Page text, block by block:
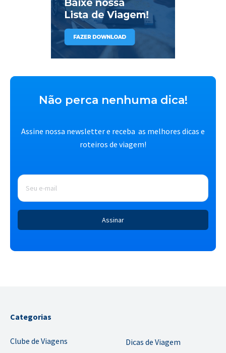
Não perca nenhuma dica!
Assine nossa newsletter e receba as melhores dicas e
roteiros de viagem!
E-
mail *
Categorias
Clube de Viagens
Dicas de Viagem